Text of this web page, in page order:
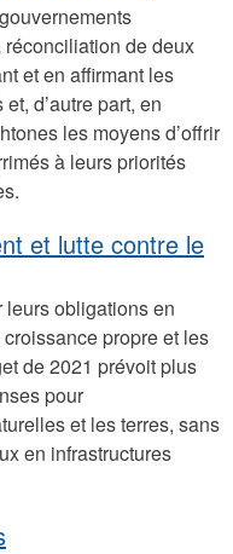
de deux
et en affirmant les
d’autre part, en
les moyens d’offrir
à leurs priorités
et lutte contre le
leurs obligations en
propre et les
de 2021 prévoit plus
pour
et les terres, sans
en infrastructures